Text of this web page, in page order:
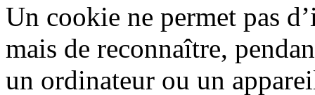
Un cookie ne permet pas
mais de reconnaître,
un ordinateur ou un